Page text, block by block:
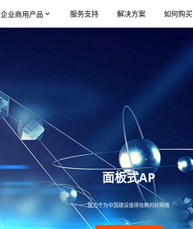
企业商用产品 服务支持 解决方案 如何购买
面板式AP
致力于为中国建设值得信赖的好网络